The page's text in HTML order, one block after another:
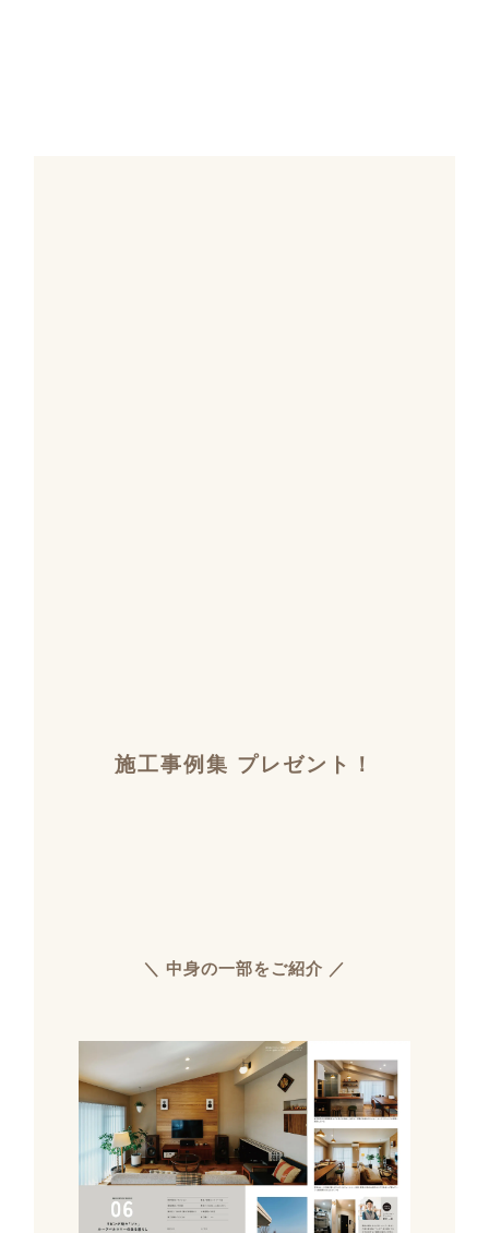
施工事例集 プレゼント！
＼ 中身の一部をご紹介 ／